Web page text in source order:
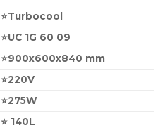
⭐Turbocool
⭐UC 1G 60 09
⭐900x600x840 mm
⭐220V
⭐275W
⭐ 140L